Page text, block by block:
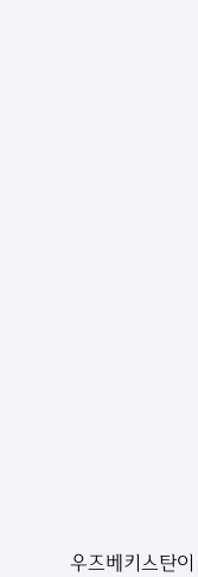
우즈베키스탄